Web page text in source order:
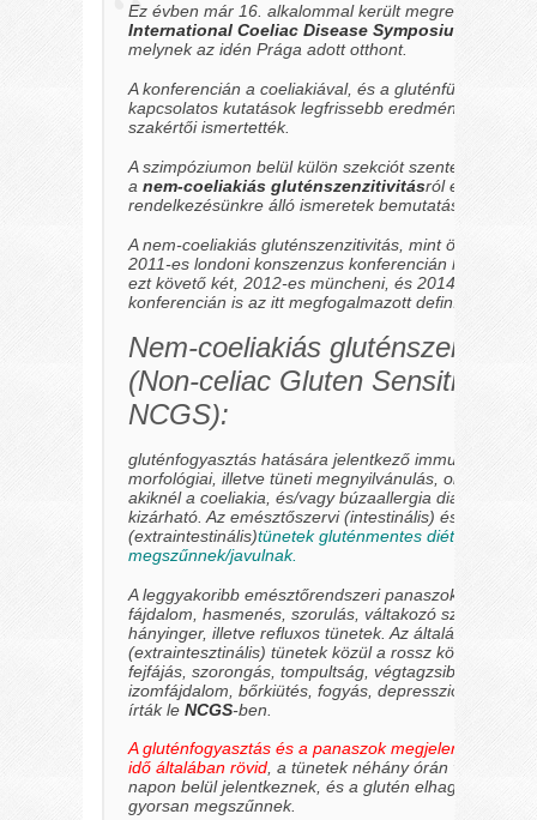
Ez évben már 16. alkalommal került megrendezésre
International Coeliac Disease Symposium
melynek az idén Prága adott otthont.
A konferencián a coeliakiával, és a gluténfüggő
kapcsolatos kutatások legfrissebb eredményeit a
szakértői ismertették.
A szimpóziumon belül külön szekciót szenteltek az új
anem-coeliakiás gluténszenzitivitásról eddig
rendelkezésünkre álló ismeretek bemutatásának.
A nem-coeliakiás gluténszenzitivitás, mint önálló
2011-es londoni konszenzus konferencián került
ezt követő két, 2012-es müncheni, és 2014-es
konferencián is az itt megfogalmazott definíciót
Nem-coeliakiás
(Non-celiac Gluten Sensitivity
NCGS):
gluténfogyasztás hatására jelentkező immunológiai,
morfológiai, illetve tüneti megnyilvánulás, olyan
akiknél a coeliakia, és/vagy búzaallergia diagnózisa
kizárható. Az emésztőszervi(intestinális) és általános
(extraintestinális)tünetek gluténmentes diétára
megszűnnek/javulnak.
A leggyakoribb emésztőrendszeri panaszok: a
fájdalom, hasmenés, szorulás, váltakozó
hányinger, illetve refluxos tünetek. Az általános
(extraintesztinális) tünetek közül a rossz közérzet,
fejfájás, szorongás, tompultság, végtagzsibbadás,
izomfájdalom, bőrkiütés, fogyás, depresszió
írták leNCGS-ben.
A gluténfogyasztás és a panaszok megjelenése
idő általában rövid, a tünetek néhány órán vagy egy-
napon belül jelentkeznek, és a glutén elhagyását
gyorsan megszűnnek.